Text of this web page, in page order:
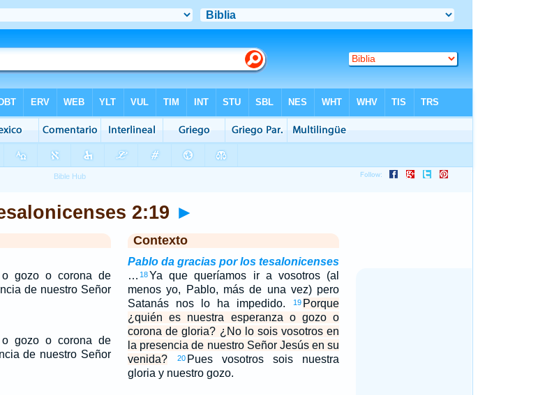
2:19 ►
o gozo o corona de
de nuestro Señor
o gozo o corona de
de nuestro Señor
Contexto
Pablo da gracias por los tesalonicenses
… 18Ya que queríamos ir a vosotros (al
menos yo, Pablo, más de una vez) pero
Satanás nos lo ha impedido.
19 Porque
¿quién es nuestra esperanza o gozo o
corona de gloria? ¿No lo sois vosotros en
la presencia de nuestro Señor Jesús en su
venida?
20 Pues vosotros sois nuestra
gloria y nuestro gozo.